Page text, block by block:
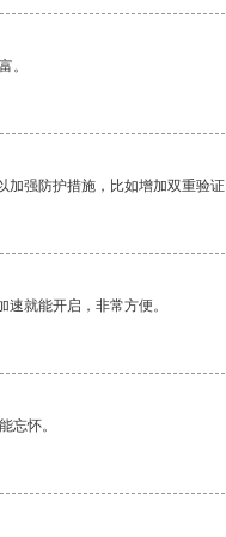
。
加强防护措施，比如增加双重验
就能开启，非常方便。
忘怀。